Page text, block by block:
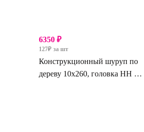
6350 ₽
127₽ за шт
Конструкционный шуруп по
дереву 10х260, головка HH –